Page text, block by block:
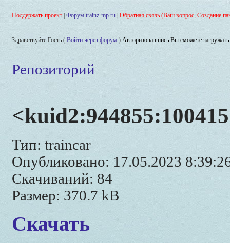
Поддержать проект Форум trainz-mp.ru Обратная связь (Ваш вопрос, Создание
Здравствуйте Гость ( Войти через форум ) Авторизовавшись Вы сможете
Репозиторий
Тип: traincar
Опубликовано: 17.05.2023
Скачиваний: 84
Размер: 370.7 kB
Скачать